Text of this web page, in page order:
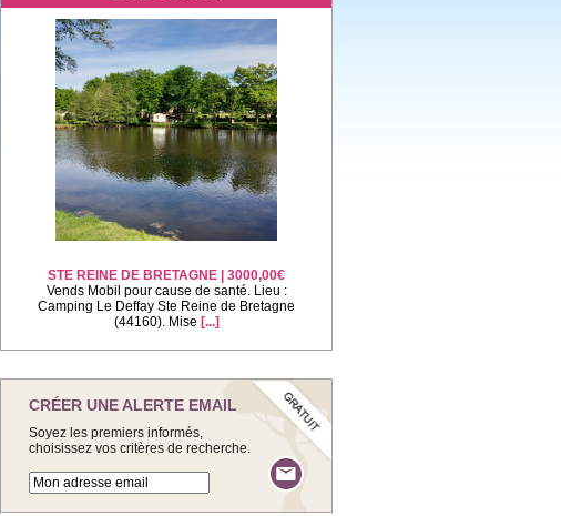
STE REINE DE BRETAGNE | 3000,00€
Vends Mobil pour cause de santé. Lieu :
Camping Le Deffay Ste Reine de Bretagne
(44160). Mise [...]
CRÉER UNE ALERTE EMAIL
Soyez les premiers informés,
choisissez vos critères de recherche.